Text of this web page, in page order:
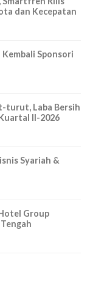
dan Kecepatan
Kembali Sponsori
turut, Laba Bersih
II-2026
Syariah &
Group